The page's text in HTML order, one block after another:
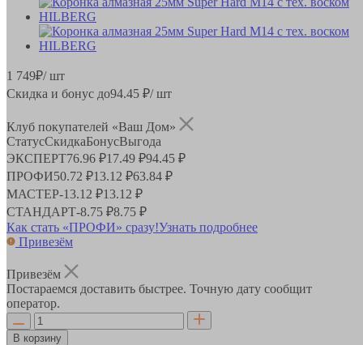
1 749₽/ шт
Скидка и бонус до94.45 ₽/ шт
Клуб покупателей «Ваш Дом»
СтатусСкидкаБонусВыгода
ЭКСПЕРТ76.96 ₽17.49 ₽94.45 ₽
ПРОФИ50.72 ₽13.12 ₽63.84 ₽
МАСТЕР-13.12 ₽13.12 ₽
СТАНДАРТ-8.75 ₽8.75 ₽
Как стать «ПРОФИ» сразу!Узнать подробнее
Привезём
Привезём
Постараемся доставить быстрее. Точную дату сообщит
оператор.
В корзину